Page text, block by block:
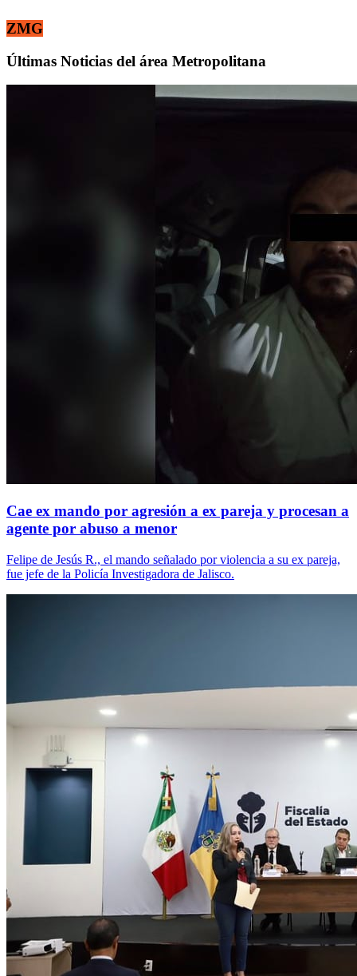
ZMG
Últimas Noticias del área Metropolitana
Cae ex mando por agresión a ex pareja y procesan a
agente por abuso a menor
Felipe de Jesús R., el mando señalado por violencia a su ex pareja,
fue jefe de la Policía Investigadora de Jalisco.